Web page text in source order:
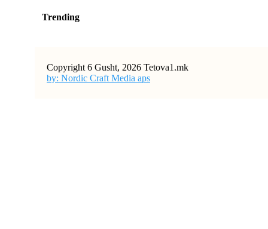
Trending
Copyright 6 Gusht, 2026 Tetova1.mk
by: Nordic Craft Media aps